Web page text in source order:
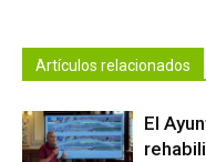
Artículos relacionados
El